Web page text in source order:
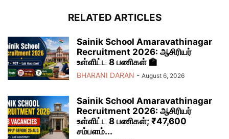
RELATED ARTICLES
Sainik School Amaravathinagar
Recruitment 2026: ஆசிரியர்
உள்ளிட்ட 8 பணிகள் 🏫
BHARANI DARAN - August 6, 2026
Sainik School Amaravathinagar
Recruitment 2026: ஆசிரியர்
உள்ளிட்ட 8 பணிகள்; ₹47,600
சம்பளம்...